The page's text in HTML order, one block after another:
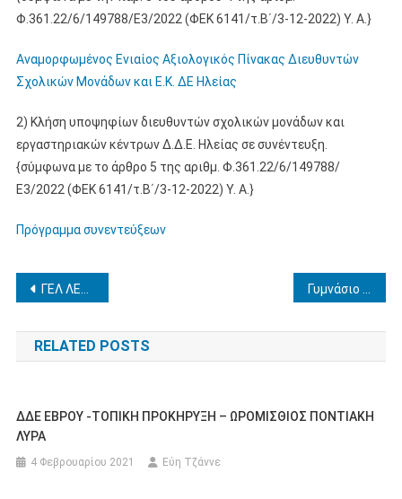
Φ.361.22/6/149788/Ε3/2022 (ΦΕΚ 6141/τ.Β΄/3-12-2022) Υ. Α.}
Αναμορφωμένος Ενιαίος Αξιολογικός Πίνακας Διευθυντών
Σχολικών Μονάδων και Ε.Κ. ΔΕ Ηλείας
2) Κλήση υποψηφίων διευθυντών σχολικών μονάδων και
εργαστηριακών κέντρων Δ.Δ.Ε. Ηλείας σε συνέντευξη.
{σύμφωνα με το άρθρο 5 της αριθμ. Φ.361.22/6/149788/
Ε3/2022 (ΦΕΚ 6141/τ.Β΄/3-12-2022) Υ. Α.}
Πρόγραμμα συνεντεύξεων
Πλοήγηση
άρθρων
ΓΕΛ ΛΕΧΑΙΝΩΝ ΚΑΙ ΓΕΛ ΖΑΧΑΡΩΣ ΜΟΝΟΗΜΕΡΗ ΕΚΠΑΙΔΕΥΤΙΚΗ ΕΠΙΣΚΕΨΗ ΣΤΟ ΚΕΠΕΑ ΜΕΣΟΛΟΓΓΙΟΥ ΣΤΙΣ 05-04-2023 ΕΠΑΝΑΠΡΟΚΗΡΥΞΗ.
RELATED POSTS
ΔΔΕ ΕΒΡΟΥ -ΤΟΠΙΚΗ ΠΡΟΚΗΡΥΞΗ – ΩΡΟΜΙΣΘΙΟΣ ΠΟΝΤΙΑΚΗ
ΛΥΡΑ
4 Φεβρουαρίου 2021 Εύη Τζάννε